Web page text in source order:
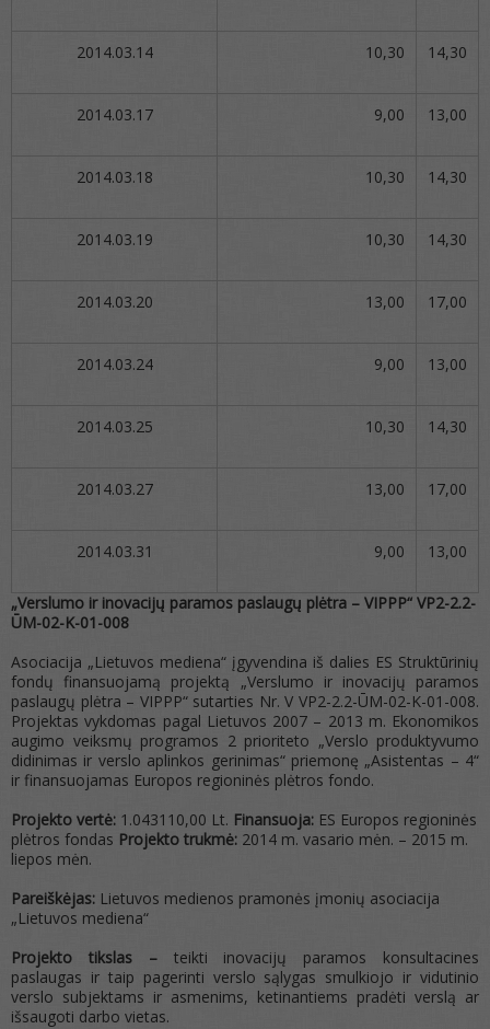
2014.03.14 10,30 14,30
2014.03.17 9,00 13,00
2014.03.18 10,30 14,30
2014.03.19 10,30 14,30
2014.03.20 13,00 17,00
2014.03.24 9,00 13,00
2014.03.25 10,30 14,30
2014.03.27 13,00 17,00
2014.03.31 9,00 13,00
„Verslumo ir inovacijų paramos paslaugų plėtra – VIPPP“ VP2-2.2-
ŪM-02-K-01-008
Asociacija „Lietuvos mediena“ įgyvendina iš dalies ES Struktūrinių
fondų finansuojamą projektą „Verslumo ir inovacijų paramos
paslaugų plėtra – VIPPP“ sutarties Nr. V VP2-2.2-ŪM-02-K-01-008.
Projektas vykdomas pagal Lietuvos 2007 – 2013 m. Ekonomikos
augimo veiksmų programos 2 prioriteto „Verslo produktyvumo
didinimas ir verslo aplinkos gerinimas“ priemonę „Asistentas – 4“
ir finansuojamas Europos regioninės plėtros fondo.
Projekto vertė: 1.043110,00 Lt. Finansuoja: ES Europos regioninės
plėtros fondas Projekto trukmė: 2014 m. vasario mėn. – 2015 m.
liepos mėn.
Pareiškėjas: Lietuvos medienos pramonės įmonių asociacija
„Lietuvos mediena“
Projekto tikslas – teikti inovacijų paramos konsultacines
paslaugas ir taip pagerinti verslo sąlygas smulkiojo ir vidutinio
verslo subjektams ir asmenims, ketinantiems pradėti verslą ar
išsaugoti darbo vietas.